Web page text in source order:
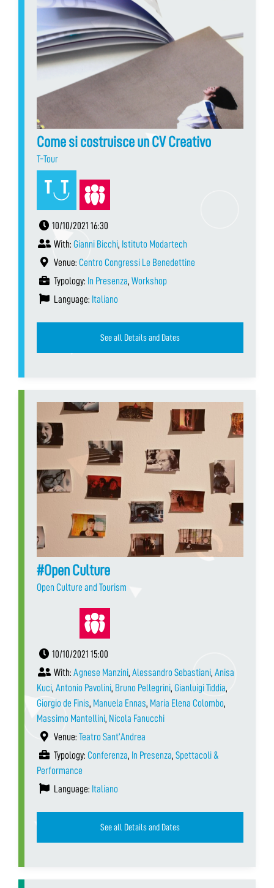
Come si costruisce un CV Creativo
T-Tour
10/10/2021 16:30
With: Gianni Bicchi, Istituto Modartech
Venue: Centro Congressi Le Benedettine
Typology: In Presenza, Workshop
Language: Italiano
See all Details and Dates
#Open Culture
Open Culture and Tourism
10/10/2021 15:00
With: Agnese Manzini, Alessandro Sebastiani, Anisa
Kuci, Antonio Pavolini, Bruno Pellegrini, Gianluigi Tiddia,
Giorgio de Finis, Manuela Ennas, Maria Elena Colombo,
Massimo Mantellini, Nicola Fanucchi
Venue: Teatro Sant’Andrea
Typology: Conferenza, In Presenza, Spettacoli &
Performance
Language: Italiano
See all Details and Dates